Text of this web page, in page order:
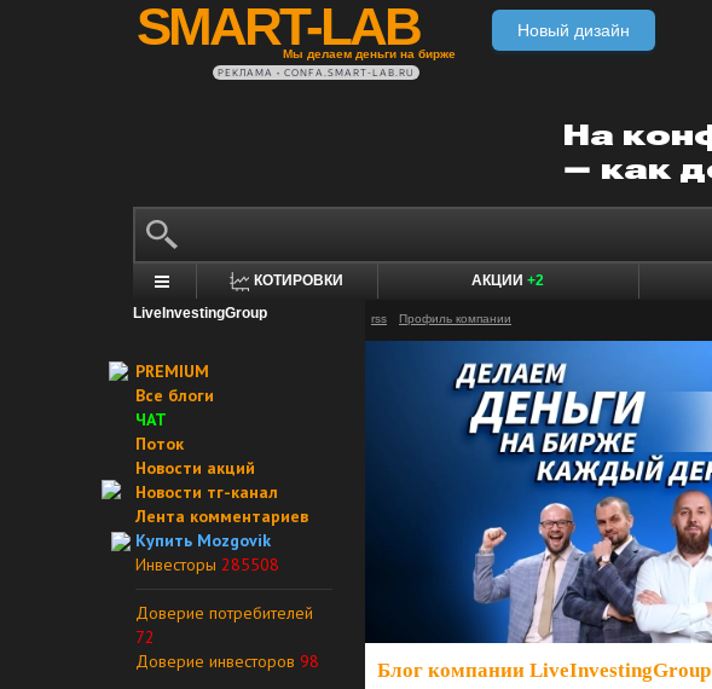
SMART-LAB
Мы делаем деньги на бирже
Новый дизайн
РЕКЛАМА • CONFA.SMART-LAB.RU
КОТИРОВКИ АКЦИИ +2
LiveInvestingGroup
PREMIUM
Все блоги
ЧАТ
Поток
Новости акций
Новости тг-канал
Лента комментариев
Купить Mozgovik
Инвесторы 285508
Доверие потребителей
72
Доверие инвесторов 98
rss Профиль компании
Блог компании LiveInvestingGroup